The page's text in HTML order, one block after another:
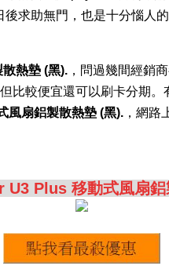
求助無門，也是十分惱人的
熱墊 (黑). ，問過幾間經銷
比較便宜還可以刷卡分期。
風扇鋁製散熱墊 (黑). ，網路
U3 Plus 移動式風扇鋁